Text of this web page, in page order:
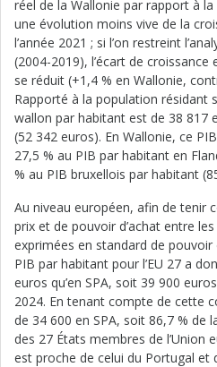
réel de la Wallonie par rapport à
une évolution moins vive de la
l’année 2021 ; si l’on restreint
(2004-2019), l’écart de
se réduit (+1,4 % en Wallonie,
Rapporté à la population résidant
wallon par habitant est de 38 817
(52 342 euros). En Wallonie, ce
27,5 % au PIB par habitant en
% au PIB bruxellois par habitant
Au niveau européen, afin de tenir
prix et de pouvoir d’achat entre
exprimées en standard de pouvoir
PIB par habitant pour l’EU 27 a
euros qu’en SPA, soit 39 900
2024. En tenant compte de cette
de 34 600 en SPA, soit 86,7 % de
des 27 États membres de l’Union
est proche de celui du Portugal et